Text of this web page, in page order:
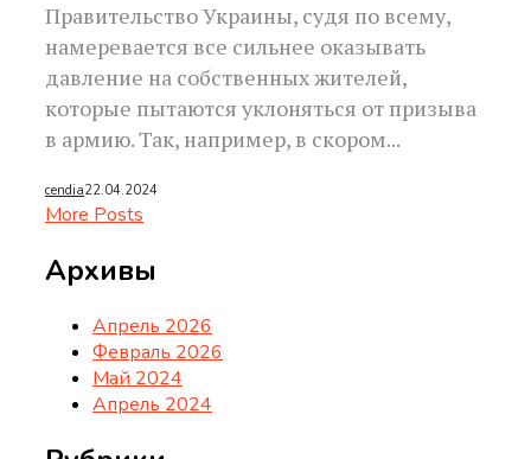
Правительство Украины, судя по всему,
намеревается все сильнее оказывать
давление на собственных жителей,
которые пытаются уклоняться от призыва
в армию. Так, например, в скором...
cendia22.04.2024
More Posts
Архивы
Апрель 2026
Февраль 2026
Май 2024
Апрель 2024